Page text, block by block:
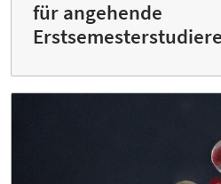
für angehende